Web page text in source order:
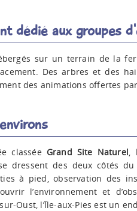
dédié aux groupes
sur un terrain de la
Des arbres et des
des animations offertes par
classée Grand Site Naturel,
dressent des deux côtés
à pied, observation des
l’environnement et
Oust, l’Île-aux-Pies est un